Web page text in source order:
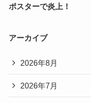
ポスターで炎上！
アーカイブ
2026年8月
2026年7月